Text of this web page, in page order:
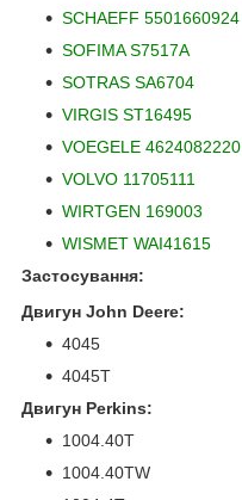
SCHAEFF 5501660924
SOFIMA S7517A
SOTRAS SA6704
VIRGIS ST16495
VOEGELE 4624082220
VOLVO 11705111
WIRTGEN 169003
WISMET WAI41615
Застосування:
Двигун John Deere:
4045
4045T
Двигун Perkins:
1004.40T
1004.40TW